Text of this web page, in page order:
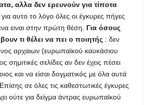
αλλα δεν ερευνούν για τίποτα
, για αυτο το λόγο όλες οι έγκυρες πήγες
ειναι στην πρώτη θέση. Για όσους
τι θέλει να πει ο ποιητής : δεν
αρχαιων (ευρωπαϊκού καυκάσιου
σημιτικές σελίδες αν δεν έχεις πέσει
και να είσαι δογματικός με όλα αυτά
σε όλες τις καθεστωτικές έγκυρες
ούτε για δείγμα άντρας ευρωπαϊκού